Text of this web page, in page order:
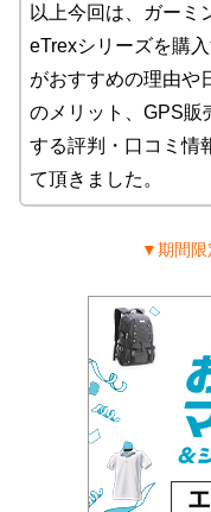
以上今回は、ガーミ
eTrexシリーズを購
がおすすめの理由や
のメリット、GPS販
する評判・口コミ情
て頂きました。
▼期間限